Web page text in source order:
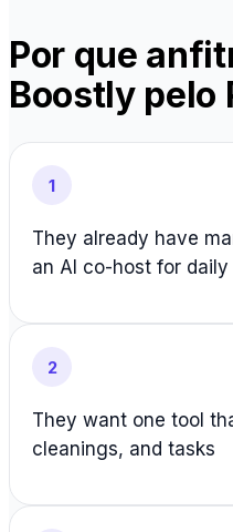
Por que
Boostly pelo
1
They already have
an AI co-host for daily
2
They want one tool
cleanings, and tasks